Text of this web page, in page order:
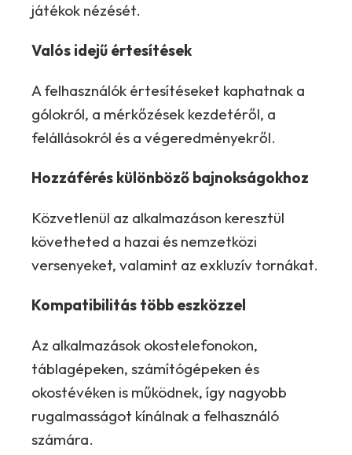
játékok nézését.
Valós idejű értesítések
A felhasználók értesítéseket kaphatnak a
gólokról, a mérkőzések kezdetéről, a
felállásokról és a végeredményekről.
Hozzáférés különböző bajnokságokhoz
Közvetlenül az alkalmazáson keresztül
követheted a hazai és nemzetközi
versenyeket, valamint az exkluzív tornákat.
Kompatibilitás több eszközzel
Az alkalmazások okostelefonokon,
táblagépeken, számítógépeken és
okostévéken is működnek, így nagyobb
rugalmasságot kínálnak a felhasználó
számára.